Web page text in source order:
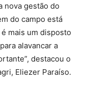
nova gestão do
do campo está
mais um disposto
alavancar a
destacou o
Eliezer Paraíso.